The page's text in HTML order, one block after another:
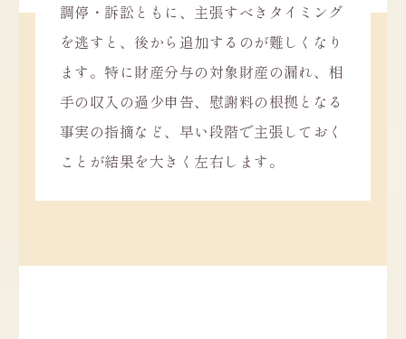
調停・訴訟ともに、主張すべきタイミング
を逃すと、後から追加するのが難しくなり
ます。特に財産分与の対象財産の漏れ、相
手の収入の過少申告、慰謝料の根拠となる
事実の指摘など、早い段階で主張しておく
ことが結果を大きく左右します。